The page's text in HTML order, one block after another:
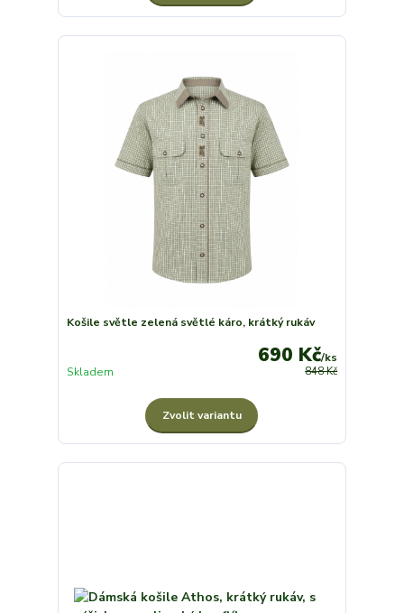
Košile světle zelená světlé káro, krátký rukáv
848 Kč
690 Kč/ks
Skladem
Zvolit variantu